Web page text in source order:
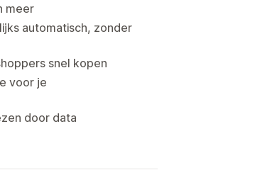
meer
automatisch, zonder
snel kopen
voor je
door data